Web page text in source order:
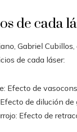
de cada
Gabriel
de cada láser:
Efecto de
de dilución de
Efecto de